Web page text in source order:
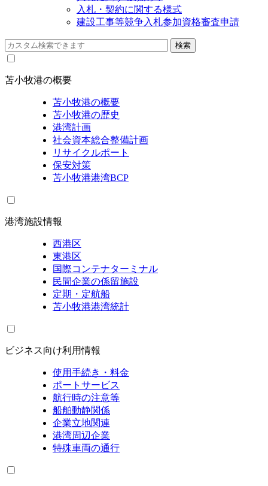
入札・契約に関する様式
建設工事等競争入札参加資格審査申請
苫小牧港の概要
苫小牧港の概要
苫小牧港の歴史
港湾計画
社会資本総合整備計画
リサイクルポート
保安対策
苫小牧港港湾BCP
港湾施設情報
西港区
東港区
国際コンテナターミナル
民間企業の係留施設
定期・定航船
苫小牧港港湾統計
ビジネス向け利用情報
使用手続き・料金
ポートサービス
航行時の注意等
船舶動静関係
企業立地関連
港湾周辺企業
特殊車両の通行